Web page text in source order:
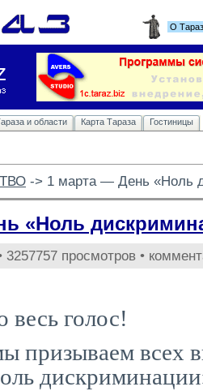
О
и области Карта Тараза Гостиницы
-> 1 марта — День «Ноль
«Ноль
3257757 просмотров •
весь голос!
призываем всех